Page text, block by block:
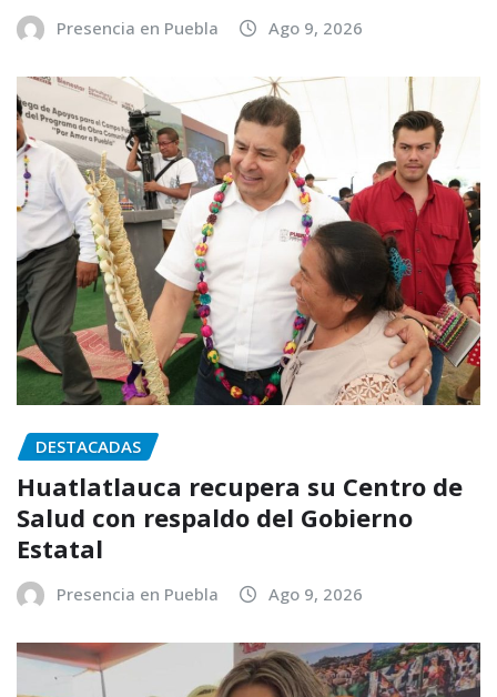
Presencia en Puebla Ago 9, 2026
DESTACADAS
Huatlatlauca recupera su Centro de
Salud con respaldo del Gobierno
Estatal
Presencia en Puebla Ago 9, 2026